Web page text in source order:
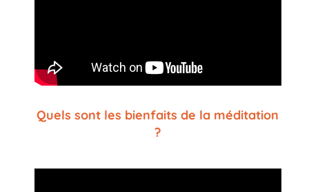
Quels sont les bienfaits de la méditation
?